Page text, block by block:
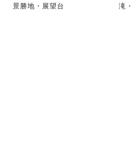
景勝地・展望台 滝